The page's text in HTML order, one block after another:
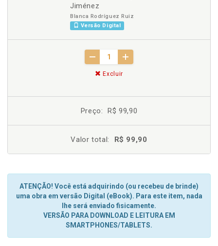
Jiménez
Blanca Rodríguez Ruiz
Versão Digital
Excluir
Preço: R$ 99,90
Valor total: R$ 99,90
ATENÇÃO! Você está adquirindo (ou recebeu de brinde)
uma obra em versão Digital (eBook). Para este item, nada
lhe será enviado fisicamente.
VERSÃO PARA DOWNLOAD E LEITURA EM
SMARTPHONES/TABLETS.